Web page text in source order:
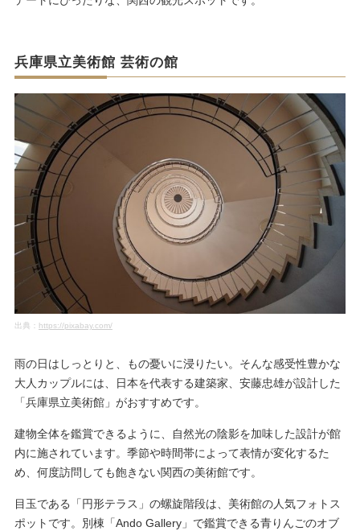
兵庫県立美術館 芸術の館
出典： https://pixabay.com/
雨の日はしっとりと、もの憂いに浸りたい。そんな感受性豊かな
大人カップルには、日本を代表する建築家、安藤忠雄が設計した
「兵庫県立美術館」がおすすめです。
建物全体を鑑賞できるように、自然光の陰影を加味した設計が館
内に施されています。季節や時間帯によって表情が変化するた
め、何度訪問しても飽きない関西の美術館です。
目玉である「円形テラス」の螺旋階段は、美術館の人気フォトス
ポットです。別棟「Ando Gallery」で鑑賞できる青りんごのオブ